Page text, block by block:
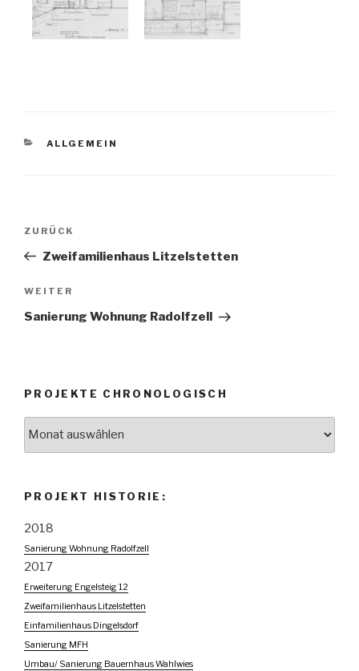
KATEGORIEN
ALLGEMEIN
Beitragsnavigation
Vorheriger
Beitrag
ZURÜCK
Zweifamilienhaus Litzelstetten
Nächster
Beitrag
WEITER
Sanierung Wohnung Radolfzell
PROJEKTE CHRONOLOGISCH
Projekte
PROJEKT HISTORIE:
2018
Sanierung Wohnung Radolfzell
2017
Erweiterung Engelsteig 12
Zweifamilienhaus Litzelstetten
Einfamilienhaus Dingelsdorf
Sanierung MFH
Umbau/ Sanierung Bauernhaus Wahlwies